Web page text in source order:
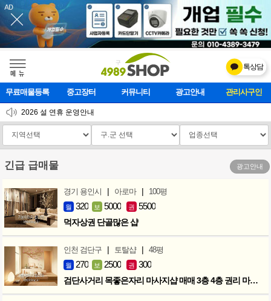
메    뉴
톡상담
무료매물등록 중고장터 커뮤니티 광고안내 마사지클럽
2026 설 연휴 운영안내
[업데이트]모바일 하단 고정메뉴 추가
[업데이트] 개선사항 안내
긴급 급매물 광고안내
경기 용인시 | 아로마 | 100평
월 320 보 5000 권 5500
먹자상권 단골많은 샵
인천 검단구 | 토탈샵 | 48평
월 270 보 2500 권 300
검단사거리 목좋은자리 마사지샵 매매 3층 4층 권리 마지막인하 300만